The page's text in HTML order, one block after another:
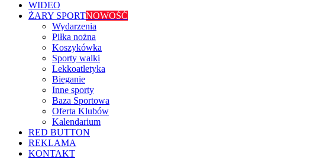
WIDEO
ŻARY SPORTNOWOŚĆ
Wydarzenia
Piłka nożna
Koszykówka
Sporty walki
Lekkoatletyka
Bieganie
Inne sporty
Baza Sportowa
Oferta Klubów
Kalendarium
RED BUTTON
REKLAMA
KONTAKT